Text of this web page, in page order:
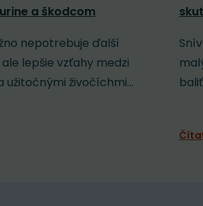
a škodcom
nepotrebuje ďalší
lepšie vzťahy medzi
užitočnými živočíchmi...